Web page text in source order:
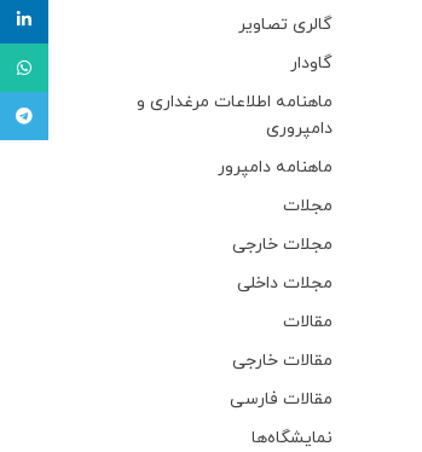
گالری تصاویر
گاودار
ماهنامه اطلاعات مرغداری و
دامپروری
ماهنامه دامپرور
مجلات
مجلات خارجی
مجلات داخلی
مقالات
مقالات خارجی
مقالات فارسی
نمایشگاه‌ها
تلگرام